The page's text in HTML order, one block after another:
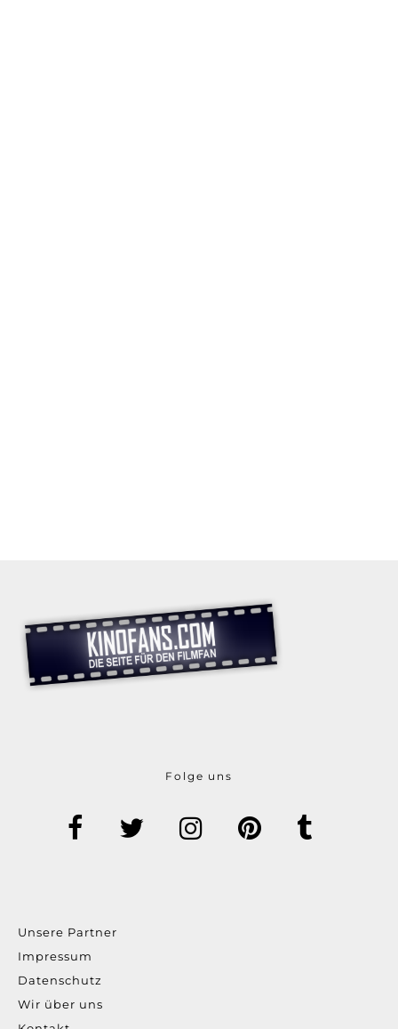
Folge uns
Unsere Partner
Impressum
Datenschutz
Wir über uns